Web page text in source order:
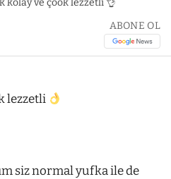
ABONE OL
lezzetli
siz normal yufka ile de